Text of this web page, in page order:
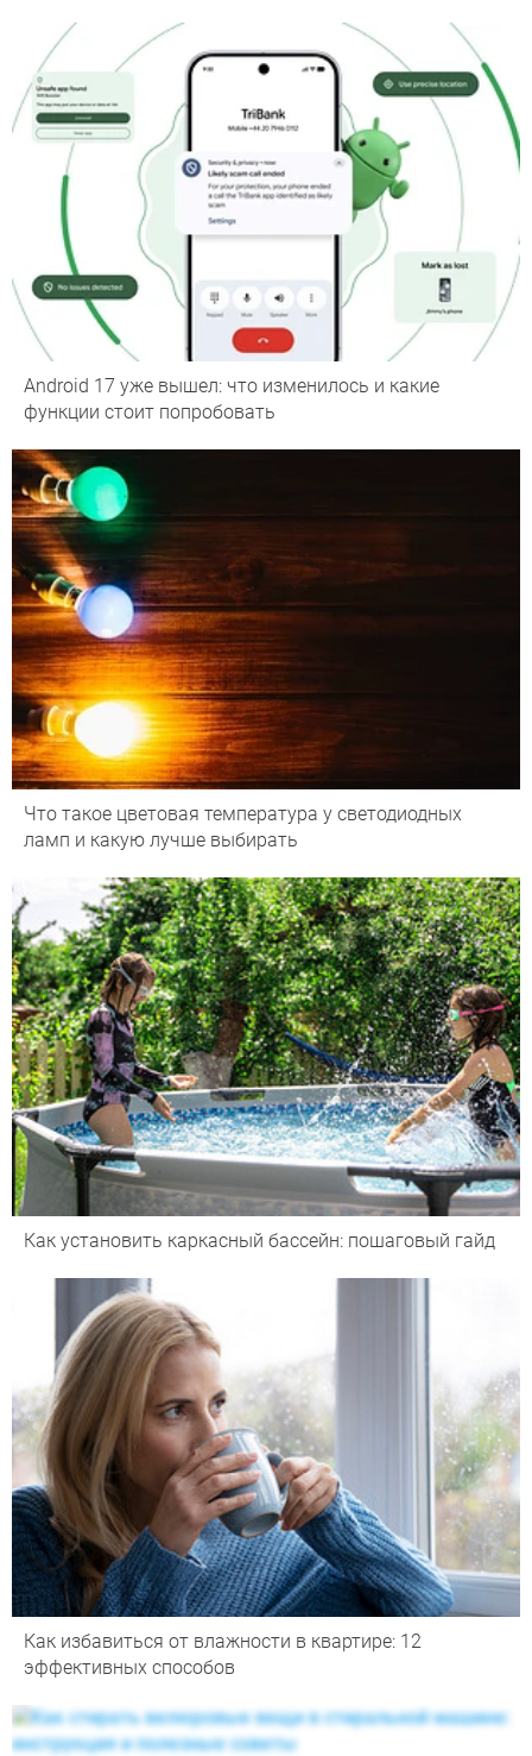
Android 17 уже вышел: что изменилось и какие
функции стоит попробовать
Что такое цветовая температура у светодиодных
ламп и какую лучше выбирать
Как установить каркасный бассейн: пошаговый гайд
Как избавиться от влажности в квартире: 12
эффективных способов